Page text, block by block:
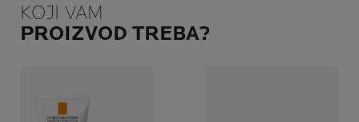
KOJI VAM
PROIZVOD TREBA?